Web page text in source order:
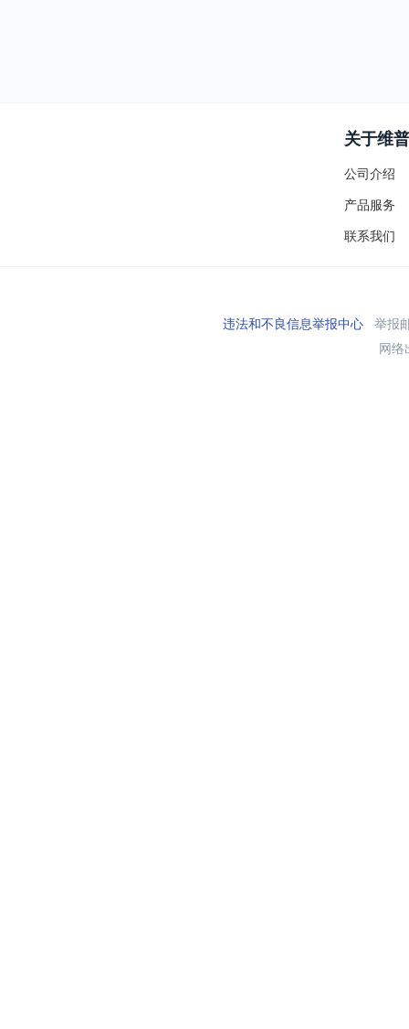
关于维普
公司介绍
产品服务
联系我们
违法和不良信息举报中心举报
网